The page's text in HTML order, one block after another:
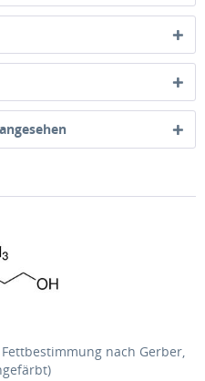
nach Gerber,